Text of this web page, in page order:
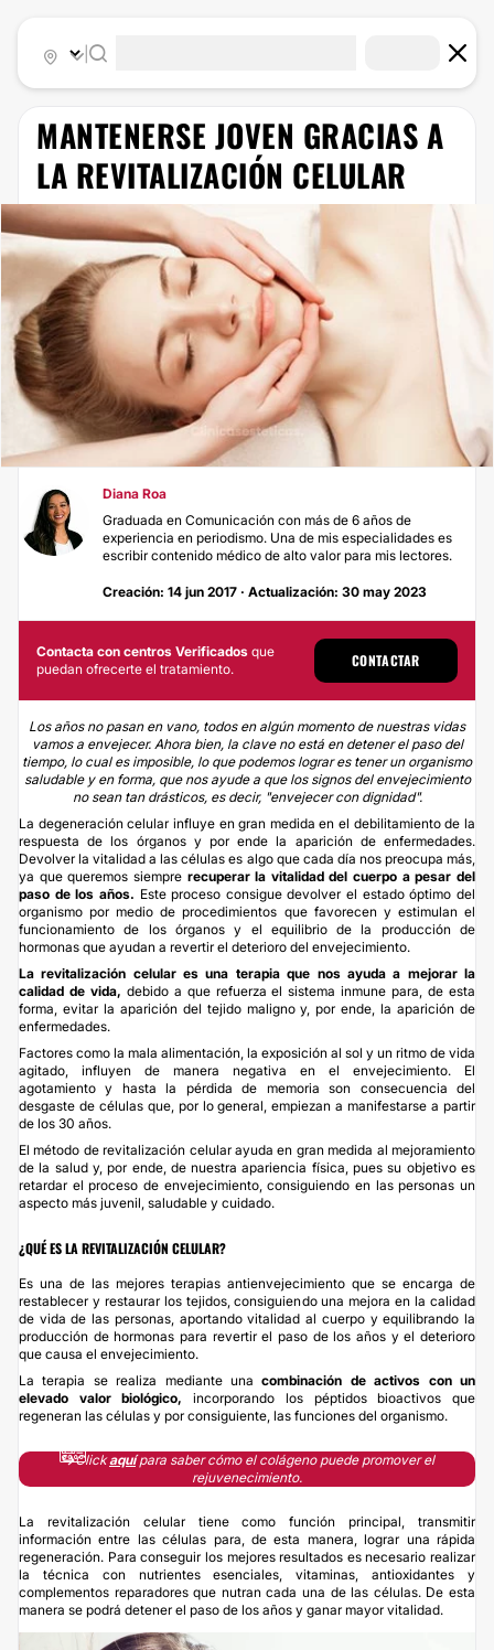
MANTENERSE JOVEN GRACIAS A
LA REVITALIZACIÓN CELULAR
Diana Roa
Graduada en Comunicación con más de 6 años de
experiencia en periodismo. Una de mis especialidades es
escribir contenido médico de alto valor para mis lectores.
Creación: 14 jun 2017 · Actualización: 30 may 2023
Contacta con centros Verificados que
puedan ofrecerte el tratamiento.
CONTACTAR
Los años no pasan en vano, todos en algún momento de nuestras vidas
vamos a envejecer. Ahora bien, la clave no está en detener el paso del
tiempo, lo cual es imposible, lo que podemos lograr es tener un organismo
saludable y en forma, que nos ayude a que los signos del envejecimiento
no sean tan drásticos, es decir, "envejecer con dignidad".
La degeneración celular influye en gran medida en el debilitamiento de la
respuesta de los órganos y por ende la aparición de enfermedades.
Devolver la vitalidad a las células es algo que cada día nos preocupa más,
ya que queremos siempre recuperar la vitalidad del cuerpo a pesar del
paso de los años. Este proceso consigue devolver el estado óptimo del
organismo por medio de procedimientos que favorecen y estimulan el
funcionamiento de los órganos y el equilibrio de la producción de
hormonas que ayudan a revertir el deterioro del envejecimiento.
La revitalización celular es una terapia que nos ayuda a mejorar la
calidad de vida, debido a que refuerza el sistema inmune para, de esta
forma, evitar la aparición del tejido maligno y, por ende, la aparición de
enfermedades.
Factores como la mala alimentación, la exposición al sol y un ritmo de vida
agitado, influyen de manera negativa en el envejecimiento. El
agotamiento y hasta la pérdida de memoria son consecuencia del
desgaste de células que, por lo general, empiezan a manifestarse a partir
de los 30 años.
El método de revitalización celular ayuda en gran medida al mejoramiento
de la salud y, por ende, de nuestra apariencia física, pues su objetivo es
retardar el proceso de envejecimiento, consiguiendo en las personas un
aspecto más juvenil, saludable y cuidado.
¿QUÉ ES LA REVITALIZACIÓN CELULAR?
Es una de las mejores terapias antienvejecimiento que se encarga de
restablecer y restaurar los tejidos, consiguiendo una mejora en la calidad
de vida de las personas, aportando vitalidad al cuerpo y equilibrando la
producción de hormonas para revertir el paso de los años y el deterioro
que causa el envejecimiento.
La terapia se realiza mediante unacombinación de activos con un
elevado valor biológico,incorporando los péptidos bioactivos que
regeneran las células y por consiguiente, las funciones del organismo.
↪Clickaquípara saber cómo el colágeno puede promover el
rejuvenecimiento.
La revitalización celular tiene como función principal, transmitir
información entre las células para, de esta manera, lograr una rápida
regeneración. Para conseguir los mejores resultados es necesario realizar
la técnica con nutrientes esenciales, vitaminas, antioxidantes y
complementos reparadores que nutran cada una de las células. De esta
manera se podrá detener el paso de los años y ganar mayor vitalidad.